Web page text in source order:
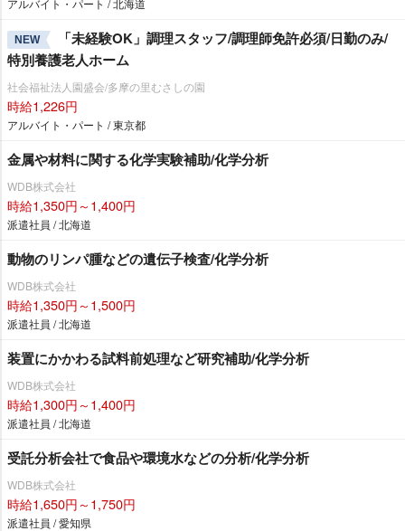
アルバイト・パート / 北海道
NEW
「未経験OK」調理スタッフ/調理師免許必須/日勤のみ/
特別養護老人ホーム
社会福祉法人園盛会/多摩の里むさしの園
時給1,226円
アルバイト・パート / 東京都
金属や材料に関する化学実験補助/化学分析
WDB株式会社
時給1,350円～1,400円
派遣社員 / 北海道
動物のリンパ腫などの遺伝子検査/化学分析
WDB株式会社
時給1,350円～1,500円
派遣社員 / 北海道
装置にかかわる試料前処理など研究補助/化学分析
WDB株式会社
時給1,300円～1,400円
派遣社員 / 北海道
受託分析会社で食品や環境水などの分析/化学分析
WDB株式会社
時給1,650円～1,750円
派遣社員 / 愛知県